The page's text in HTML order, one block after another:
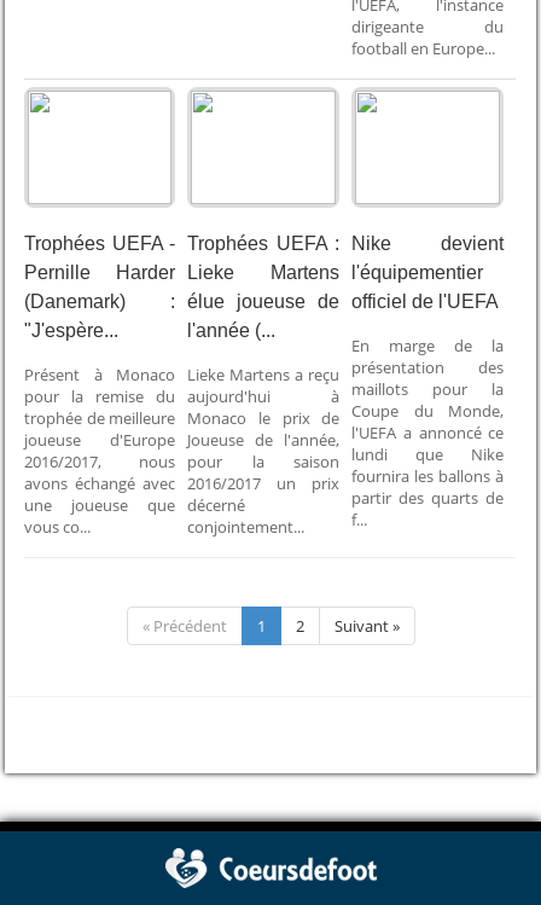
l'UEFA, l'instance
dirigeante du
football en Europe...
Trophées UEFA -
Pernille Harder
(Danemark) :
"J'espère...
Présent à Monaco
pour la remise du
trophée de meilleure
joueuse d'Europe
2016/2017, nous
avons échangé avec
une joueuse que
vous co...
Trophées UEFA :
Lieke Martens
élue joueuse de
l'année (...
Lieke Martens a reçu
aujourd'hui à
Monaco le prix de
Joueuse de l'année,
pour la saison
2016/2017 un prix
décerné
conjointement...
Nike devient
l'équipementier
officiel de l'UEFA
En marge de la
présentation des
maillots pour la
Coupe du Monde,
l'UEFA a annoncé ce
lundi que Nike
fournira les ballons à
partir des quarts de
f...
« Précédent 1 2 Suivant »